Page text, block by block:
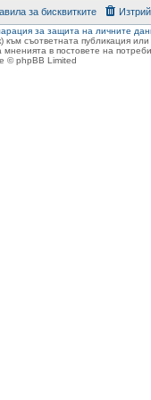
за бисквитките
за защита на личните
съответната публикация
в постовете на
© phpBB Limited